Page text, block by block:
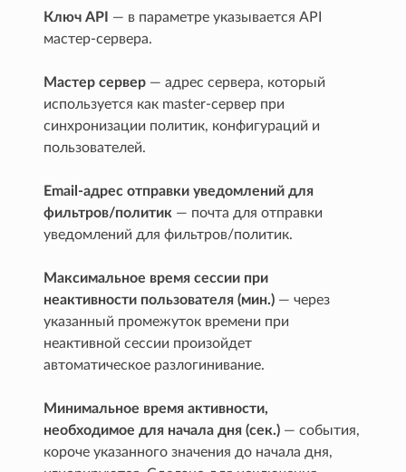
Ключ API
— в параметре указывается API
мастер-сервера.
Мастер сервер — адрес сервера, который
используется как master-сервер при
синхронизации политик, конфигураций и
пользователей.
Email-адрес отправки уведомлений для
фильтров/политик — почта для отправки
уведомлений для фильтров/политик.
Максимальное время сессии при
неактивности пользователя (мин.) — через
указанный промежуток времени при
неактивной сессии произойдет
автоматическое разлогинивание.
Минимальное время активности,
необходимое для начала дня (сек.) — события,
короче указанного значения до начала дня,